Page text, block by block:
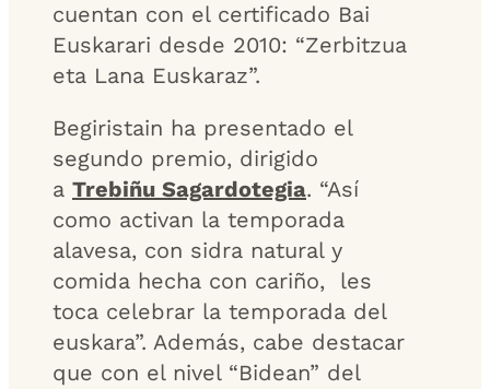
cuentan con el certificado Bai
Euskarari desde 2010: “Zerbitzua
eta Lana Euskaraz”.
Begiristain ha presentado el
segundo premio, dirigido
a Trebiñu Sagardotegia. “Así
como activan la temporada
alavesa, con sidra natural y
comida hecha con cariño, les
toca celebrar la temporada del
euskara”. Además, cabe destacar
que con el nivel “Bidean” del